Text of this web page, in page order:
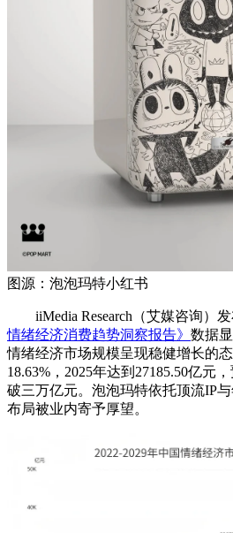
图源：泡泡玛特小红书
iiMedia Research（艾媒咨询）发
情绪经济消费趋势洞察报告》 数据
情绪经济市场规模呈现稳健增长的
18.63%，2025年达到27185.50亿元
破三万亿元。泡泡玛特依托顶流IP
布局被业内寄予厚望。